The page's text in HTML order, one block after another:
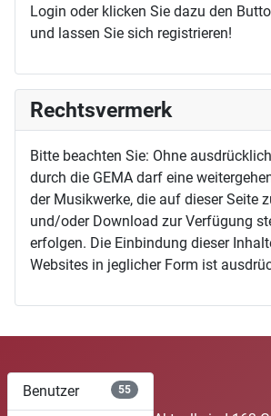
Login oder klicken Sie dazu den
und lassen Sie sich registrieren!
Rechtsvermerk
Bitte beachten Sie: Ohne
durch die GEMA darf eine
der Musikwerke, die auf dieser Seite
und/oder Download zur Verfügung
erfolgen. Die Einbindung dieser
Websites in jeglicher Form ist
Benutzer 55